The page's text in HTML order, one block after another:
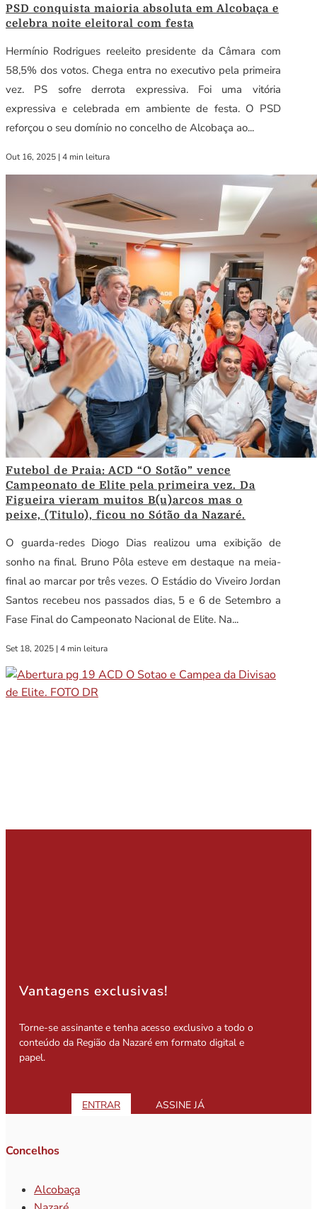
PSD conquista maioria absoluta em Alcobaça e
celebra noite eleitoral com festa
Hermínio Rodrigues reeleito presidente da Câmara com
58,5% dos votos. Chega entra no executivo pela primeira
vez. PS sofre derrota expressiva. Foi uma vitória
expressiva e celebrada em ambiente de festa. O PSD
reforçou o seu domínio no concelho de Alcobaça ao...
Out 16, 2025 | 4 min leitura
Futebol de Praia: ACD “O Sotão” vence
Campeonato de Elite pela primeira vez. Da
Figueira vieram muitos B(u)arcos mas o
peixe, (Titulo), ficou no Sótão da Nazaré.
O guarda-redes Diogo Dias realizou uma exibição de
sonho na final. Bruno Pôla esteve em destaque na meia-
final ao marcar por três vezes. O Estádio do Viveiro Jordan
Santos recebeu nos passados dias, 5 e 6 de Setembro a
Fase Final do Campeonato Nacional de Elite. Na...
Set 18, 2025 | 4 min leitura
Vantagens exclusivas!
Torne-se assinante e tenha acesso exclusivo a todo o
conteúdo da Região da Nazaré em formato digital e
papel.
ENTRAR ASSINE JÁ
Concelhos
Alcobaça